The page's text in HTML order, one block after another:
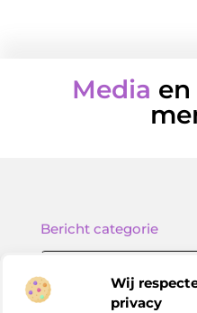
Wij
privacy
Media
Bericht categorie